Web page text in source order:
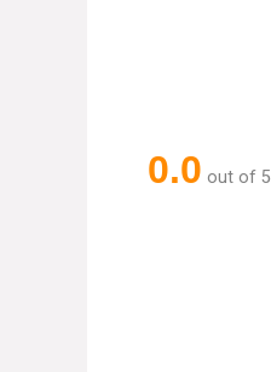
0.0 out of 5